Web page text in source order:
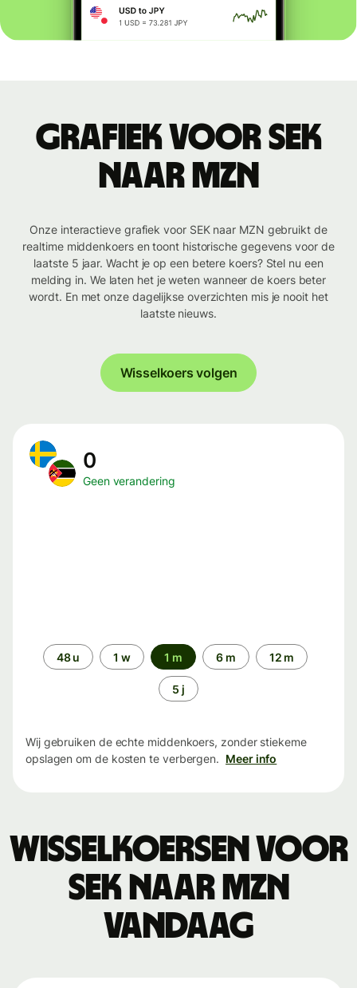
Grafiek voor SEK
naar MZN
Onze interactieve grafiek voor SEK naar MZN gebruikt de
realtime middenkoers en toont historische gegevens voor de
laatste 5 jaar. Wacht je op een betere koers? Stel nu een
melding in. We laten het je weten wanneer de koers beter
wordt. En met onze dagelijkse overzichten mis je nooit het
laatste nieuws.
Wisselkoers volgen
0
Geen verandering
Periode48 u 1 w 1 m 6 m 12 m
5 j
Wij gebruiken de echte middenkoers, zonder stiekeme
opslagen om de kosten te verbergen. Meer info
Wisselkoersen voor
SEK naar MZN
vandaag